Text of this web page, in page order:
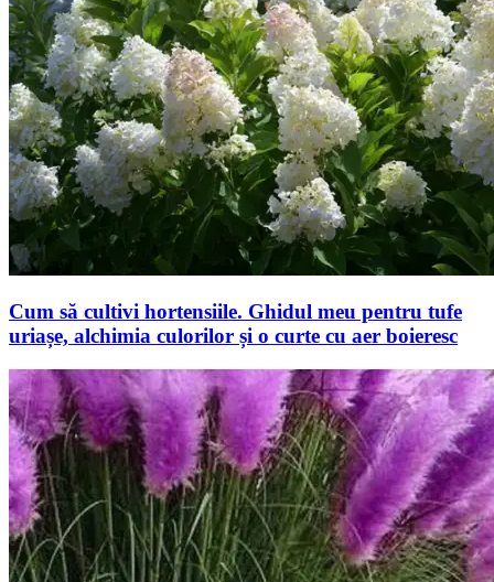
Cum să cultivi hortensiile. Ghidul meu pentru tufe
uriașe, alchimia culorilor și o curte cu aer boieresc